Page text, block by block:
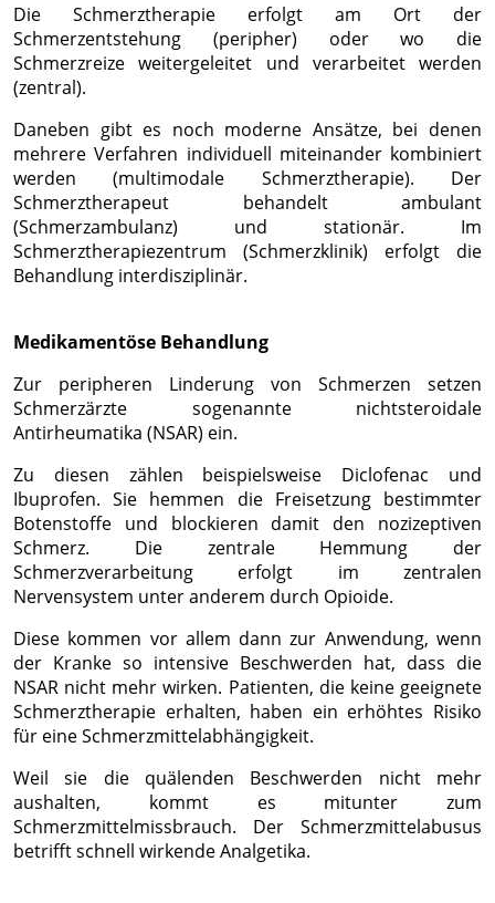
Die Schmerztherapie erfolgt am Ort der
Schmerzentstehung (peripher) oder wo die
Schmerzreize weitergeleitet und verarbeitet werden
(zentral).
Daneben gibt es noch moderne Ansätze, bei denen
mehrere Verfahren individuell miteinander kombiniert
werden (multimodale Schmerztherapie). Der
Schmerztherapeut behandelt ambulant
(Schmerzambulanz) und stationär. Im
Schmerztherapiezentrum (Schmerzklinik) erfolgt die
Behandlung interdisziplinär.
Medikamentöse Behandlung
Zur peripheren Linderung von Schmerzen setzen
Schmerzärzte sogenannte nichtsteroidale
Antirheumatika (NSAR) ein.
Zu diesen zählen beispielsweise Diclofenac und
Ibuprofen. Sie hemmen die Freisetzung bestimmter
Botenstoffe und blockieren damit den nozizeptiven
Schmerz. Die zentrale Hemmung der
Schmerzverarbeitung erfolgt im zentralen
Nervensystem unter anderem durch Opioide.
Diese kommen vor allem dann zur Anwendung, wenn
der Kranke so intensive Beschwerden hat, dass die
NSAR nicht mehr wirken. Patienten, die keine geeignete
Schmerztherapie erhalten, haben ein erhöhtes Risiko
für eine Schmerzmittelabhängigkeit.
Weil sie die quälenden Beschwerden nicht mehr
aushalten, kommt es mitunter zum
Schmerzmittelmissbrauch. Der Schmerzmittelabusus
betrifft schnell wirkende Analgetika.